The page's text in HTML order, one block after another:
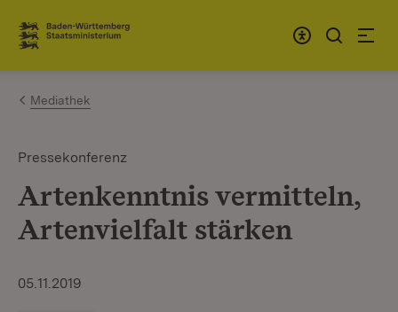
Zum Inhalt springen
Link zur Startseite
Mediathek
Pressekonferenz
Artenkenntnis vermitteln,
Artenvielfalt stärken
05.11.2019